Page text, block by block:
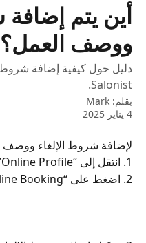
أين يتم إضافة
ووصف العمل؟
دليل حول كيفية إضافة
Salonist.
بقلم: Mark
4 يناير 2025
لإضافة شروط الإلغاء ووصف
1. انتقل إلى “Online Profile”.
2. اضغط على “Online Booking”.